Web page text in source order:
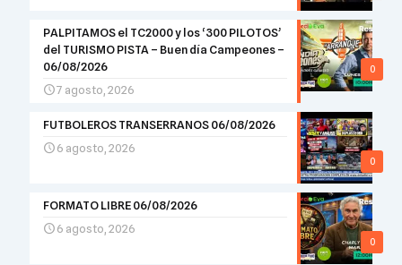
0
PALPITAMOS el TC2000 y los ‘300 PILOTOS’
del TURISMO PISTA – Buen día Campeones –
06/08/2026
7 agosto, 2026
0
FUTBOLEROS TRANSERRANOS 06/08/2026
6 agosto, 2026
0
FORMATO LIBRE 06/08/2026
6 agosto, 2026